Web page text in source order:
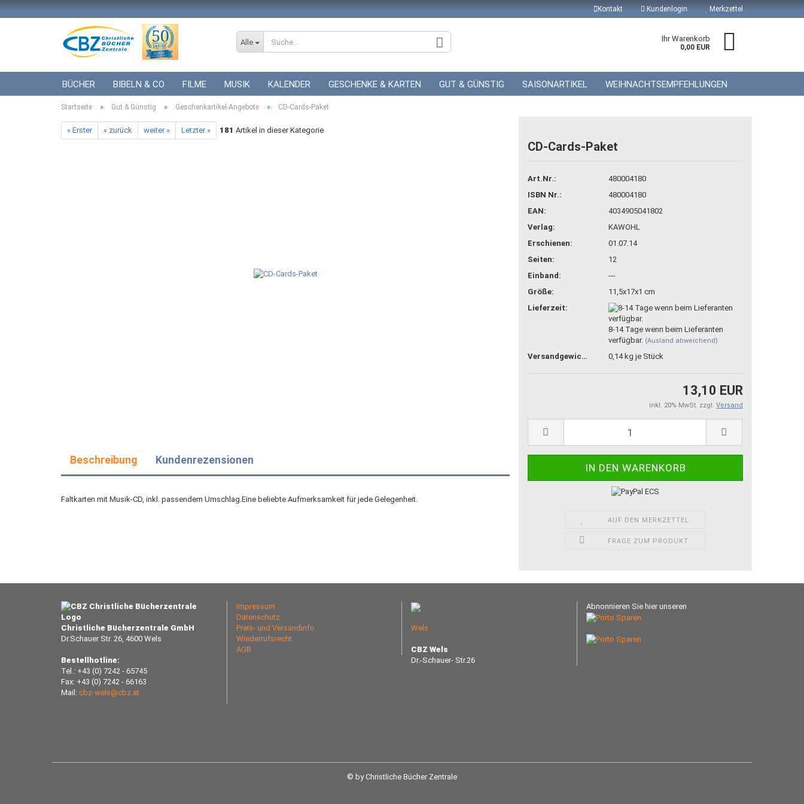
Kontakt Kundenlogin
Konto erstellen
Passwort vergessen?
Merkzettel
Alle Ihr Warenkorb
0,00 EUR
BÜCHER BIBELN & CO FILME MUSIK KALENDER GESCHENKE & KARTEN GUT & GÜNSTIG SAISONARTIKEL WEIHNACHTSEMPFEHLUNGEN
ICF BÜCHER VERSCHIEDENES GESCHENKE ZUR HOCHZEIT
Startseite » Gut & Günstig » Geschenkartikel-Angebote » CD-Cards-Paket
« Erster « zurück weiter » Letzter » 181 Artikel in dieser Kategorie
CD-Cards-Paket
Art.Nr.:
480004180
ISBN Nr.:
480004180
EAN:
4034905041802
Verlag:
KAWOHL
Erschienen:
01.07.14
Seiten:
12
Einband:
---
Größe:
11,5x17x1 cm
Lieferzeit:
8-14 Tage wenn beim Lieferanten
verfügbar. (Ausland abweichend)
Versandgewicht: 0,14kg je Stück
13,10 EUR
inkl. 20% MwSt. zzgl. Versand
AUF DEN MERKZETTEL
FRAGE ZUM PRODUKT
Beschreibung Kundenrezensionen
Faltkarten mit Musik-CD, inkl. passendem Umschlag.Eine beliebte Aufmerksamkeit für jede Gelegenheit.
Christliche Bücherzentrale GmbH
Dr.Schauer Str. 26, 4600 Wels
Bestellhotline:
Tel.: +43 (0) 7242 - 65745
Fax: +43 (0) 7242 - 66163
Mail: cbz-wels@cbz.at
Impressum
Datenschutz
Preis- und Versandinfo
Wiederrufsrecht
AGB
Wels
CBZ Wels
Dr.-Schauer- Str.26
Abnonnieren Sie hier unseren
© by Christliche Bücher Zentrale